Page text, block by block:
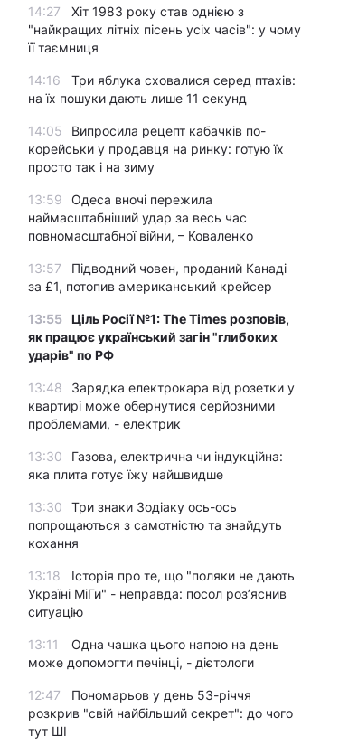
14:27
Хіт 1983 року став однією з
"найкращих літніх пісень усіх часів": у чому
її таємниця
14:16
Три яблука сховалися серед птахів:
на їх пошуки дають лише 11 секунд
14:05
Випросила рецепт кабачків по-
корейськи у продавця на ринку: готую їх
просто так і на зиму
13:59
Одеса вночі пережила
наймасштабніший удар за весь час
повномасштабної війни, – Коваленко
13:57
Підводний човен, проданий Канаді
за £1, потопив американський крейсер
13:55 Ціль Росії №1: The Times розповів,
як працює український загін "глибоких
ударів" по РФ
13:48
Зарядка електрокара від розетки у
квартирі може обернутися серйозними
проблемами, - електрик
13:30
Газова, електрична чи індукційна:
яка плита готує їжу найшвидше
13:30
Три знаки Зодіаку ось-ось
попрощаються з самотністю та знайдуть
кохання
13:18
Історія про те, що "поляки не дають
Україні МіГи" - неправда: посол роз’яснив
ситуацію
13:11
Одна чашка цього напою на день
може допомогти печінці, - дієтологи
12:47
Пономарьов у день 53-річчя
розкрив "свій найбільший секрет": до чого
тут ШІ